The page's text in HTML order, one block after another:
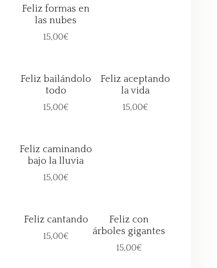
Feliz formas en
las nubes
15,00€
Feliz bailándolo
todo
15,00€
Feliz aceptando
la vida
15,00€
Feliz caminando
bajo la lluvia
15,00€
Feliz cantando
15,00€
Feliz con
árboles gigantes
15,00€